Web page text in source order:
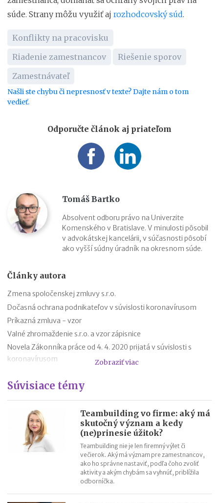
súde. Strany môžu využiť aj rozhodcovský súd.
Konflikty na pracovisku
Riadenie zamestnancov
Riešenie sporov
Zamestnávateľ
Našli ste chybu či nepresnosť v texte? Dajte nám o tom
vedieť.
Odporučte článok aj priateľom
Tomáš Bartko
Absolvent odboru právo na Univerzite
Komenského v Bratislave. V minulosti pôsobil
v advokátskej kancelárii, v súčasnosti pôsobí
ako vyšší súdny úradník na okresnom súde.
Články autora
Zmena spoločenskej zmluvy s.r.o.
Dočasná ochrana podnikateľov v súvislosti koronavírusom
Príkazná zmluva - vzor
Valné zhromaždenie s.r.o. a vzor zápisnice
Novela Zákonníka práce od 4. 4. 2020 prijatá v súvislosti s
koronavírusom
Dohoda o skončení pracovného pomeru - vzor
Výpoveď z organizačných dôvodov
Zámenná zmluva a jej vzor
Zákon o mimoriadnych opatreniach v justícii v súvislosti so
šírením koronavírusu
Zobraziť viac
Súvisiace témy
Teambuilding vo firme: aký má
skutočný význam a kedy
(ne)prinesie úžitok?
Teambuilding nie je len firemný výlet či
večierok. Aký má význam pre zamestnancov,
ako ho správne nastaviť, podľa čoho zvoliť
aktivity a akým chybám sa vyhnúť, priblížila
odborníčka.